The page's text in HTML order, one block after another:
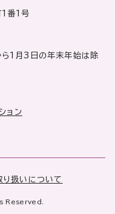
番1号
ら1月3日の年末年始は除
ョン
扱いについて
Reserved.